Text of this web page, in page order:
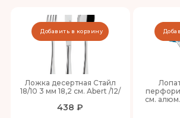
Ложка десертная Стайл
18/10 3 мм 18,2 см. Abert /12/
438 ₽
Добавить в корзину
см.